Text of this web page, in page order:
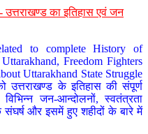
का इतिहास एवं जन
to complete History of
Freedom Fighters
Uttarakhand State Struggle
के इतिहास की संपूर्ण
जन-आन्दोलनों, स्वतंत्रता
संघर्ष और इसमें हुए शहीदों के बारे में